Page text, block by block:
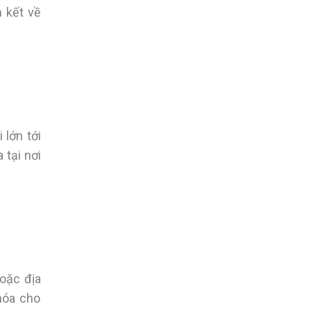
kết về
lớn tới
tại nơi
địa
cho